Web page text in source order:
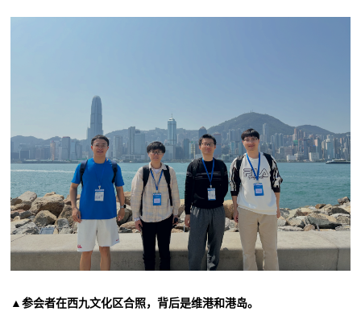
▲参会者在西九文化区合照，背后是维港和港岛。